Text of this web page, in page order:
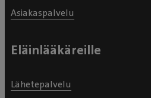
Asiakaspalvelu
Eläinlääkäreille
Lähetepalvelu